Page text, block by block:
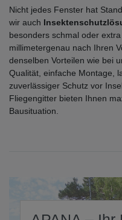
Nicht jedes Fenster hat
wir auch
besonders schmal oder
millimetergenau nach Ihren
denselben Vorteilen wie bei
Qualität, einfache Montage,
zuverlässiger Schutz vor
Fliegengitter bieten Ihnen
Bausituation.